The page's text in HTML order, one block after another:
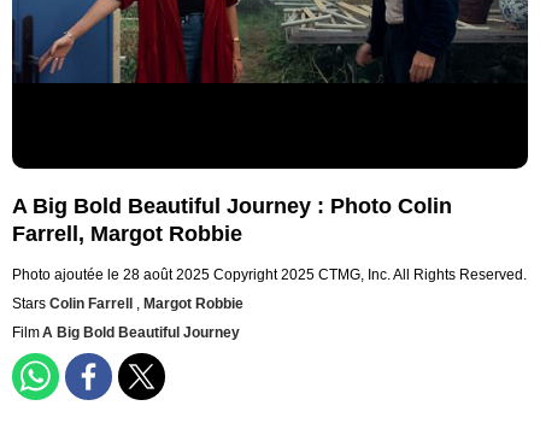
A Big Bold Beautiful Journey : Photo Colin
Farrell, Margot Robbie
Photo ajoutée le 28 août 2025 Copyright 2025 CTMG, Inc. All Rights Reserved.
Stars Colin Farrell , Margot Robbie
FilmA Big Bold Beautiful Journey